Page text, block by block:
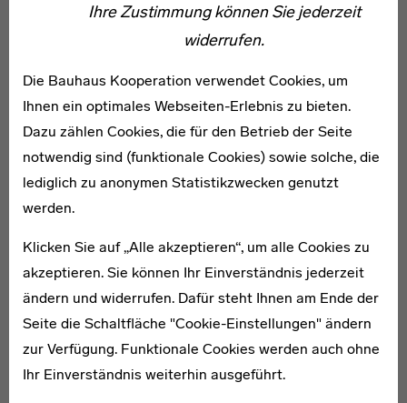
Ihre Zustimmung können Sie jederzeit
widerrufen.
Die Bauhaus Kooperation verwendet Cookies, um
Ihnen ein optimales Webseiten-Erlebnis zu bieten.
Dazu zählen Cookies, die für den Betrieb der Seite
notwendig sind (funktionale Cookies) sowie solche, die
lediglich zu anonymen Statistikzwecken genutzt
werden.
Klicken Sie auf „Alle akzeptieren“, um alle Cookies zu
akzeptieren. Sie können Ihr Einverständnis jederzeit
ändern und widerrufen. Dafür steht Ihnen am Ende der
Seite die Schaltfläche "Cookie-Einstellungen" ändern
zur Verfügung. Funktionale Cookies werden auch ohne
Ihr Einverständnis weiterhin ausgeführt.
Friedrich Wilhelm Bogler
Hedwig Dostert
* 1897
Hilde Hubbuch
1905–1971